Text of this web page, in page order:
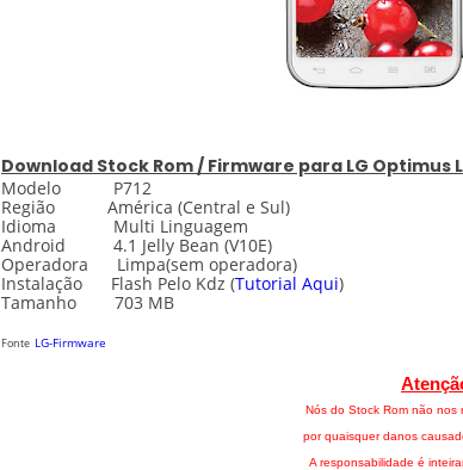
Download Stock Rom / Firmware para LG Optimus
Modelo P712
Região América (Central e Sul)
Idioma Multi Linguagem
Android 4.1 Jelly Bean (V10E)
Operadora Limpa(sem operadora)
Instalação Flash Pelo Kdz (Tutorial Aqui)
Tamanho 703 MB
Fonte LG-Firmware
Nós do Stock Rom não nos
por quaisquer danos
A responsabilidade é